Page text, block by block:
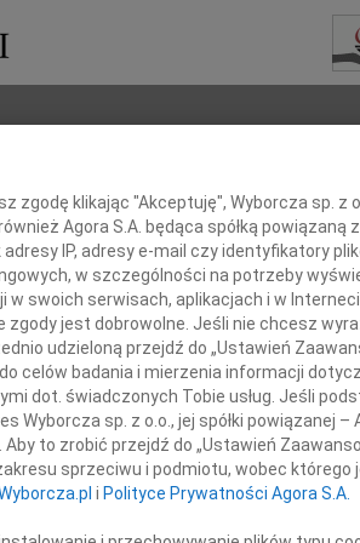
Imię i nazwisko
+
INNE
07.08.2026
Dziekanie
07.08.2026
Naszej
Jacek
Z wielkim
Małgorzata
W dniu 3
zgodę klikając "Akceptuję", Wyborcza sp. z
Agora S.A. będąca spółką powiązaną
IP, adresy e-mail czy identyfikatory
w szczególności na potrzeby
swoich serwisach, aplikacjach i w
jest dobrowolne. Jeśli nie chcesz
udzieloną przejdź do „Ustawień
celów badania i mierzenia informacji
dot. świadczonych Tobie usług. Jeśli
sp. z o.o., jej spółki powiązanej –
to zrobić przejdź do „Ustawień
sprzeciwu i podmiotu, wobec którego
i Polityce Prywatności Agora S.A.